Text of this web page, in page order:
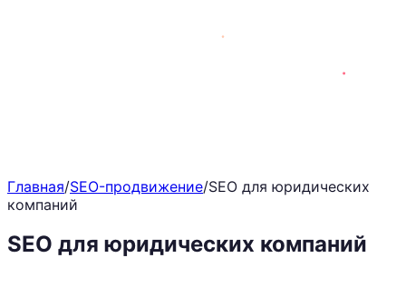
Главная/SEO-продвижение/SEO для юридических
компаний
SEO для юридических компаний